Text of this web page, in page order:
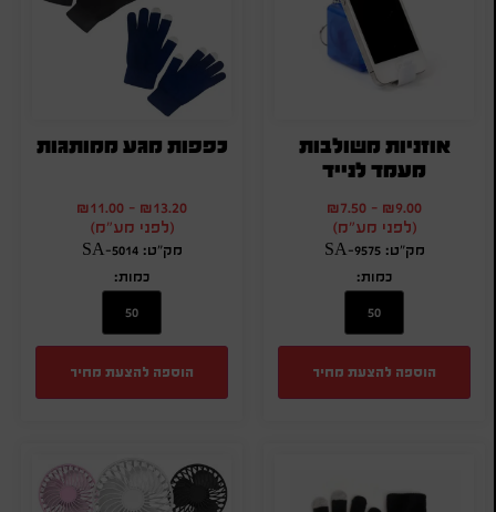
אוזניות משולבות
מעמד לנייד
₪9.00
-
₪7.50
(לפני מע"מ)
מק"ט: SA-9575
כמות:
הוספה להצעת מחיר
כפפות מגע ממותגות
₪13.20
-
₪11.00
(לפני מע"מ)
מק"ט: SA-5014
כמות:
הוספה להצעת מחיר